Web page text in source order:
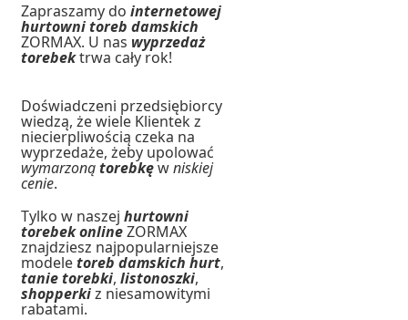
Zapraszamy dointernetowej
hurtowni toreb damskich
ZORMAX. U nas wyprzedaż
torebektrwa cały rok!
Doświadczeni przedsiębiorcy
wiedzą, że wiele Klientek z
niecierpliwością czeka na
wyprzedaże, żeby upolować
wymarzonątorebkęwniskiej
cenie.
Tylko w naszejhurtowni
torebek onlineZORMAX
znajdziesz najpopularniejsze
modeletoreb damskich hurt,
tanie torebki,listonoszki,
shopperkiz niesamowitymi
rabatami.